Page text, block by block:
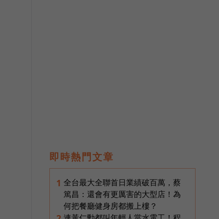
即時熱門文章
1 全台最大全聯首日業績破百萬，蔡
篤昌：還會有更厲害的大型店！為
何把餐廳健身房都搬上樓？